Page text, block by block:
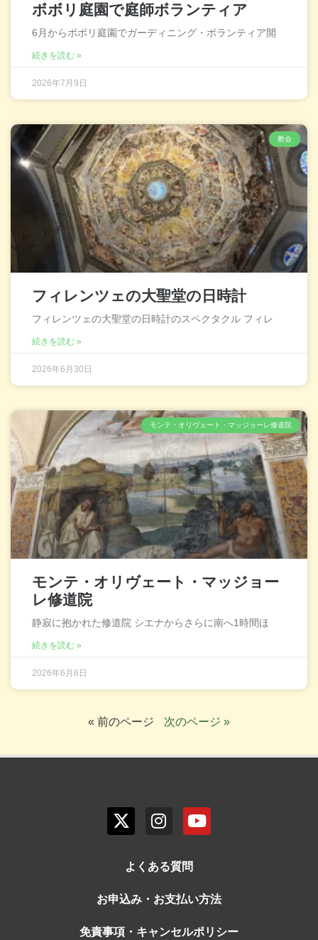
ボボリ庭園で庭師ボランティア
6月からボボリ庭園でガーディニング・ボランティア開
続きを読む »
2026年7月9日
教会
フィレンツェの大聖堂の日時計
フィレンツェの大聖堂の日時計のスペクタクル フィレ
続きを読む »
2026年6月30日
モンテ・オリヴェート・マッジョーレ修道院
モンテ・オリヴェート・マッジョー
レ修道院
静寂に抱かれた修道院 シエナからさらに南へ1時間ほ
続きを読む »
2026年6月6日
« 前のページ 次のページ »
よくある質問
お申込み・お支払い方法
免責事項・キャンセルポリシー